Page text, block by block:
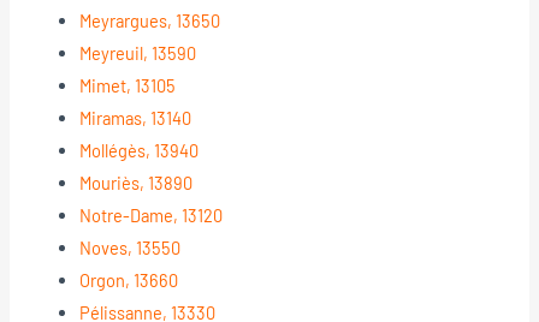
Meyrargues, 13650
Meyreuil, 13590
Mimet, 13105
Miramas, 13140
Mollégès, 13940
Mouriès, 13890
Notre-Dame, 13120
Noves, 13550
Orgon, 13660
Pélissanne, 13330